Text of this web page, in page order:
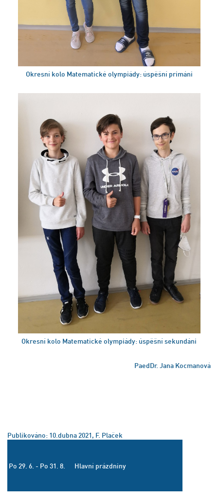
Okresní kolo Matematické olympiády: úspěšní primáni
Okresní kolo Matematické olympiády: úspěšní sekundáni
PaedDr. Jana Kocmanová
Publikováno: 10.dubna 2021, F. Plaček
Po 29. 6. - Po 31. 8. Hlavní prázdniny